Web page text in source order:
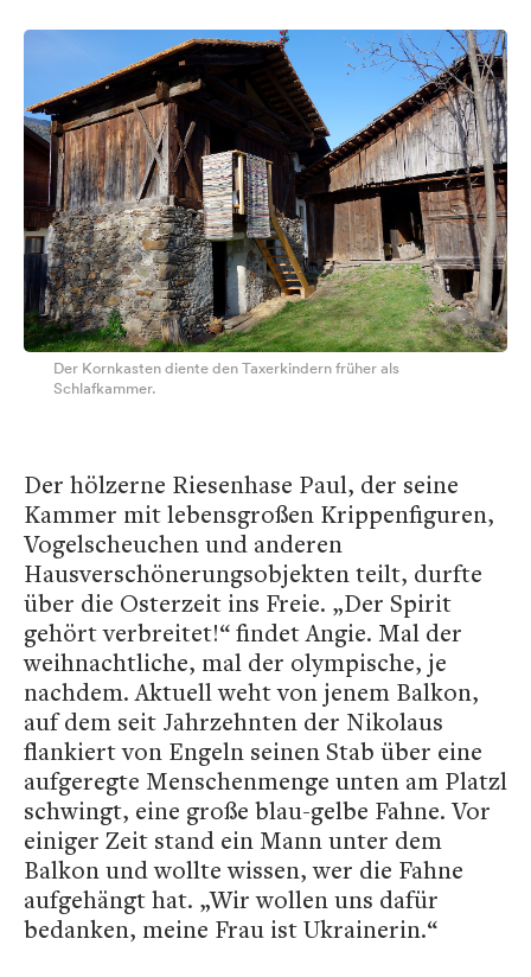
Der Kornkasten diente den Taxerkindern früher als
Schlafkammer.
Der hölzerne Riesenhase Paul, der seine
Kammer mit lebensgroßen Krippenfiguren,
Vogelscheuchen und anderen
Hausverschönerungsobjekten teilt, durfte
über die Osterzeit ins Freie. „Der Spirit
gehört verbreitet!“ findet Angie. Mal der
weihnachtliche, mal der olympische, je
nachdem. Aktuell weht von jenem Balkon,
auf dem seit Jahrzehnten der Nikolaus
flankiert von Engeln seinen Stab über eine
aufgeregte Menschenmenge unten am Platzl
schwingt, eine große blau-gelbe Fahne. Vor
einiger Zeit stand ein Mann unter dem
Balkon und wollte wissen, wer die Fahne
aufgehängt hat. „Wir wollen uns dafür
bedanken, meine Frau ist Ukrainerin.“